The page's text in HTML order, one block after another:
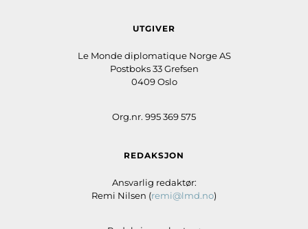
UTGIVER
Le Monde diplomatique Norge AS
Postboks 33 Grefsen
0409 Oslo
Org.nr. 995 369 575
REDAKSJON
Ansvarlig redaktør:
Remi Nilsen (remi@lmd.no)